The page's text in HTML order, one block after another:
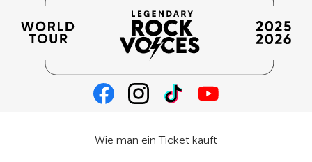
Wie man ein Ticket kauft